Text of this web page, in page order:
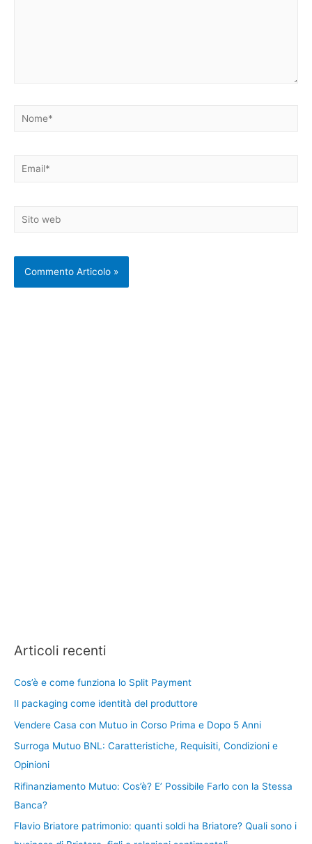
Nome*
Email*
Sito
Articoli recenti
Cos’è e come funziona lo Split Payment
Il packaging come identità del produttore
Vendere Casa con Mutuo in Corso Prima e Dopo 5 Anni
Surroga Mutuo BNL: Caratteristiche, Requisiti, Condizioni e
Opinioni
Rifinanziamento Mutuo: Cos’è? E’ Possibile Farlo con la Stessa
Banca?
Flavio Briatore patrimonio: quanti soldi ha Briatore? Quali sono i